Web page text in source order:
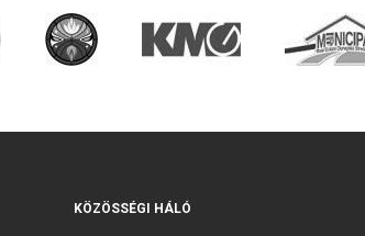
KÖZÖSSÉGI HÁLÓ